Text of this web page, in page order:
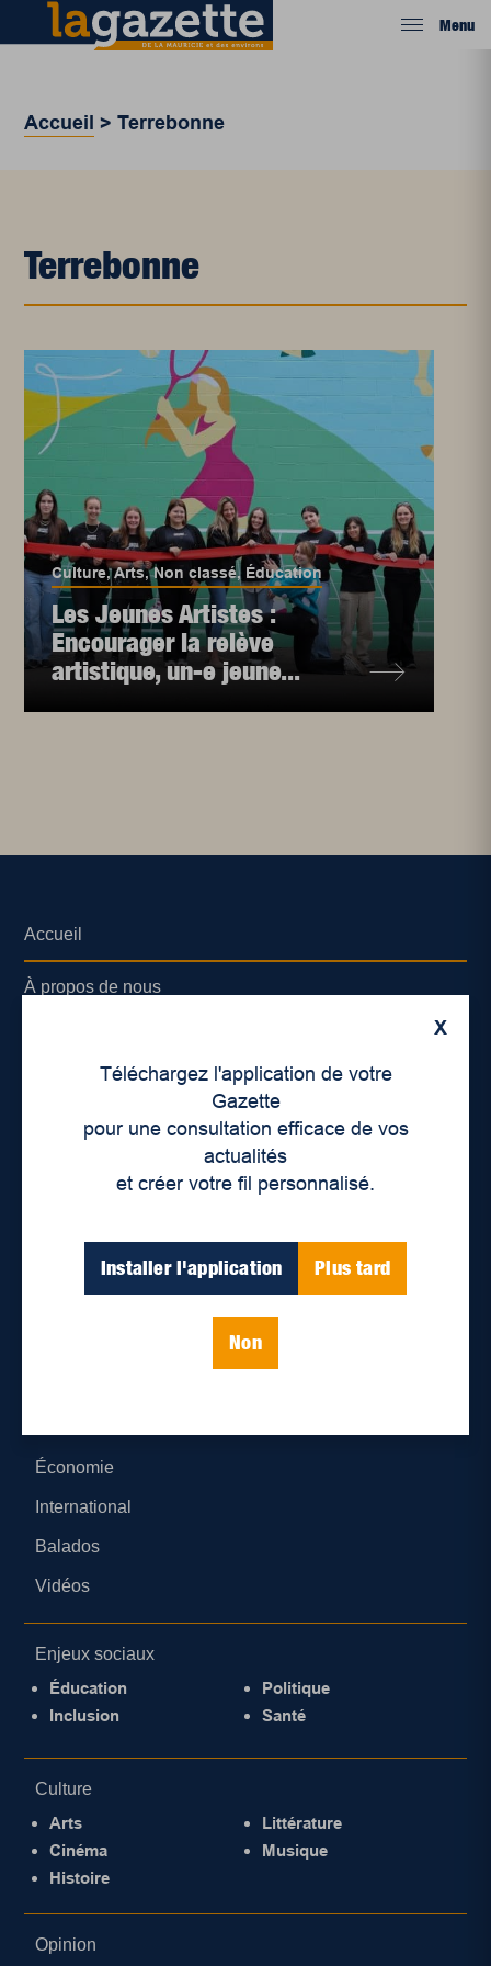
Menu
Accueil >Terrebonne
Terrebonne
Culture,Arts,Non classé, Éducation
Les Jeunes Artistes :
Encourager la relève
artistique, un-e jeune...
X
Téléchargez l'application de votre
Gazette
pour une consultation efficace de vos
actualités
et créer votre fil personnalisé.
Installer l'application Plus tard
Non
Accueil
À propos de nous
Lieux de distribution
Économie
International
Balados
Vidéos
Enjeux sociaux
Éducation
Inclusion
Politique
Santé
Culture
Arts
Cinéma
Histoire
Littérature
Musique
Opinion